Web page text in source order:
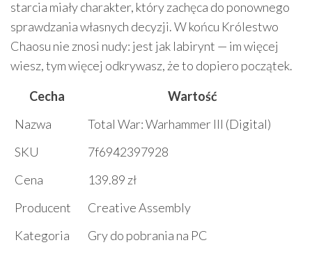
starcia miały charakter, który zachęca do ponownego
sprawdzania własnych decyzji. W końcu Królestwo
Chaosu nie znosi nudy: jest jak labirynt — im więcej
wiesz, tym więcej odkrywasz, że to dopiero początek.
Cecha
Wartość
Nazwa
Total War: Warhammer III (Digital)
SKU
7f6942397928
Cena
139.89 zł
Producent
Creative Assembly
Kategoria
Gry do pobrania na PC